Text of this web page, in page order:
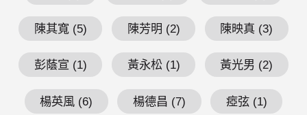
陳其寬 (5) 陳芳明 (2) 陳映真 (3)
彭蔭宣 (1) 黃永松 (1) 黃光男 (2)
楊英風 (6) 楊德昌 (7) 瘂弦 (1)